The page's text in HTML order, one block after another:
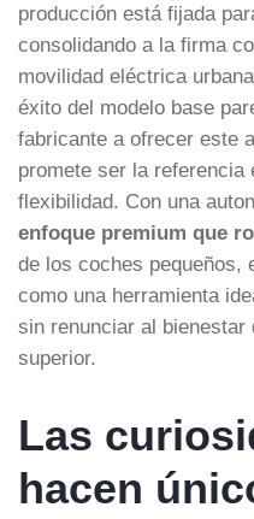
producción está fijada
consolidando a la firma
movilidad eléctrica
éxito del modelo base
fabricante a ofrecer este
promete ser la referencia
flexibilidad. Con una
enfoque premium que
de los coches pequeños,
como una herramienta
sin renunciar al bienestar
superior.
Las
hacen